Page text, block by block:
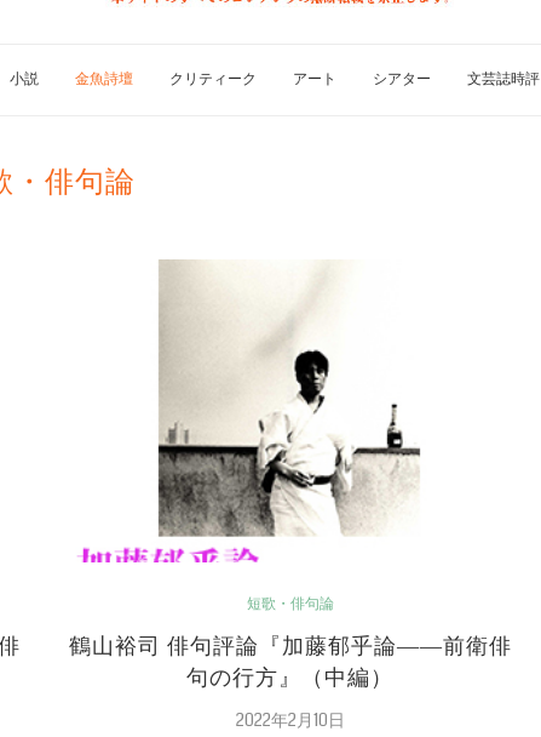
小説 金魚詩壇 クリティーク アート シアター 文芸誌時評
・俳句論
短歌・俳句論
鶴山裕司 俳句評論『加藤郁乎論――前衛俳
句の行方』（中編）
2022年2月10日